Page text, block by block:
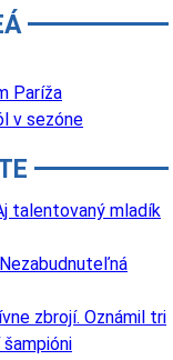
Paríža
v sezóne
talentovaný mladík
zbrojí. Oznámil tri